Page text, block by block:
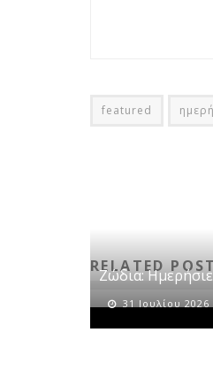
featured
RELATED
Ζώδια:
31 Ιουλίου 2026